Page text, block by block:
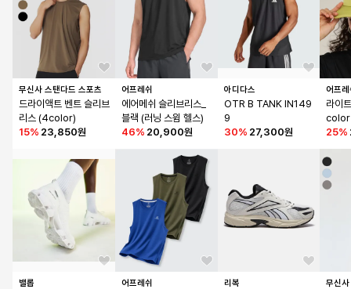
무신사 스탠다드 스포츠
드라이액트 벤트 슬리브
리스 (4color)
15% 23,850원
밸롭
어프레쉬
에어메쉬 슬리브리스_
블랙 (러닝 스윔 헬스)
46% 20,900원
어프레쉬
아디다스
OTR B TANK IN149
9
30% 27,300원
리복
어프
라이
color
25%
무신